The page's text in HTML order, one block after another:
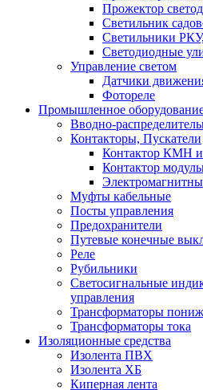
Прожектор
Светильник
Светильники
Светодиодные
Управление светом
Датчики
Фотореле
Промышленное
Вводно-
Контакторы, Пускатели
Контактор КМН
Контактор
Муфты кабельные
Посты управления
Предохранители
Путевые конечные
Реле
Рубильники
Светосигнальные
управления
Трансформаторы
Трансформаторы тока
Изоляционные средства
Изолента ПВХ
Изолента ХБ
Киперная лента